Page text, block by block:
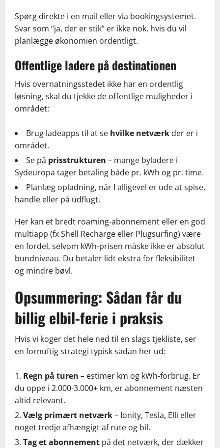
Spørg direkte i en mail eller via bookingsystemet.
Svar som “ja, der er stik” er ikke nok, hvis du vil
planlægge økonomien ordentligt.
Offentlige ladere på destinationen
Hvis overnatningsstedet ikke har en ordentlig
løsning, skal du tjekke de offentlige muligheder i
området:
Brug ladeapps til at se hvilke netværk der er i
området.
Se på prisstrukturen – mange byladere i
Sydeuropa tager betaling både pr. kWh og pr. time.
Planlæg opladning, når I alligevel er ude at spise,
handle eller på udflugt.
Her kan et bredt roaming-abonnement eller en god
multiapp (fx Shell Recharge eller Plugsurfing) være
en fordel, selvom kWh-prisen måske ikke er absolut
bundniveau. Du betaler lidt ekstra for fleksibilitet
og mindre bøvl.
Opsummering: Sådan får du
billig elbil-ferie i praksis
Hvis vi koger det hele ned til en slags tjekliste, ser
en fornuftig strategi typisk sådan her ud:
Regn på turen – estimer km og kWh-forbrug. Er
du oppe i 2.000-3.000+ km, er abonnement næsten
altid relevant.
Vælg primært netværk– Ionity, Tesla, Elli eller
noget tredje afhængigt af rute og bil.
Tag et abonnement på det netværk, der dækker